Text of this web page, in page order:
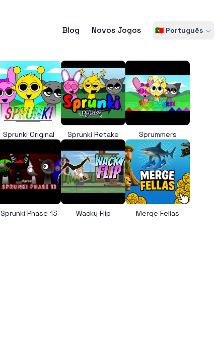
Blog Novos Jogos 🇵🇹 Português
Sprunki Original Sprunki Retake Sprummers
Sprunki Phase 13 Wacky Flip Merge Fellas